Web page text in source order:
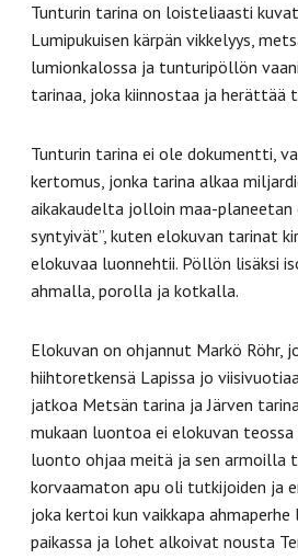
Tunturin tarina on loisteliaasti
Lumipukuisen kärpän vikkelyys,
lumionkalossa ja tunturipöllön
tarinaa, joka kiinnostaa ja herättää
Tunturin tarina ei ole dokumentti,
kertomus, jonka tarina alkaa
aikakaudelta jolloin maa-
syntyivät”, kuten elokuvan tarinat
elokuvaa luonnehtii. Pöllön lisäksi
ahmalla, porolla ja kotkalla.
Elokuvan on ohjannut Markö Röhr,
hiihtoretkensä Lapissa jo
jatkoa Metsän tarina ja Järven
mukaan luontoa ei elokuvan
luonto ohjaa meitä ja sen armoilla
korvaamaton apu oli tutkijoiden ja
joka kertoi kun vaikkapa
paikassa ja lohet alkoivat nousta